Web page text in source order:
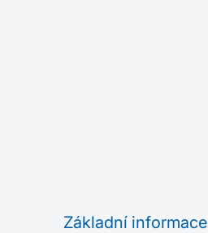
Základní informace